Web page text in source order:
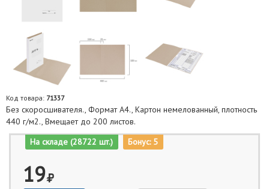
Код товара: 71337
Без скоросшивателя., Формат А4., Картон немелованный, плотность
440 г/м2., Вмещает до 200 листов.
На складе (28722 шт.)
Бонус: 5
19